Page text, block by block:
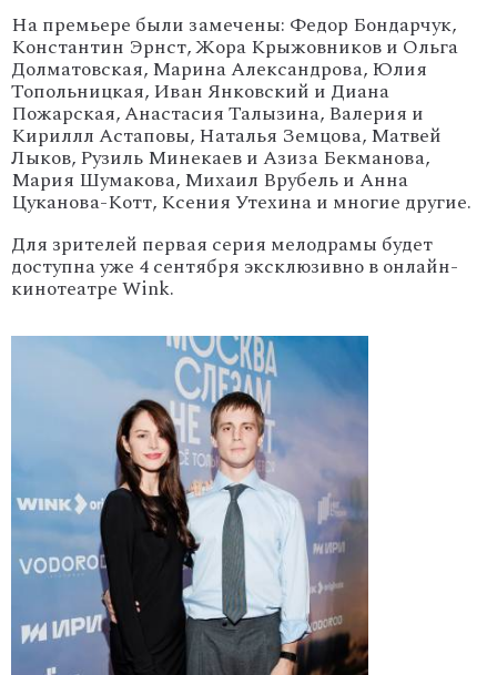
На премьере были замечены: Федор Бондарчук,
Константин Эрнст, Жора Крыжовников и Ольга
Долматовская, Марина Александрова, Юлия
Топольницкая, Иван Янковский и Диана
Пожарская, Анастасия Талызина, Валерия и
Кириллл Астаповы, Наталья Земцова, Матвей
Лыков, Рузиль Минекаев и Азиза Бекманова,
Мария Шумакова, Михаил Врубель и Анна
Цуканова-Котт, Ксения Утехина и многие другие.
Для зрителей первая серия мелодрамы будет
доступна уже 4 сентября эксклюзивно в онлайн-
кинотеатре Wink.
'